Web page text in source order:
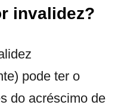
invalidez?
pode ter o
do acréscimo de